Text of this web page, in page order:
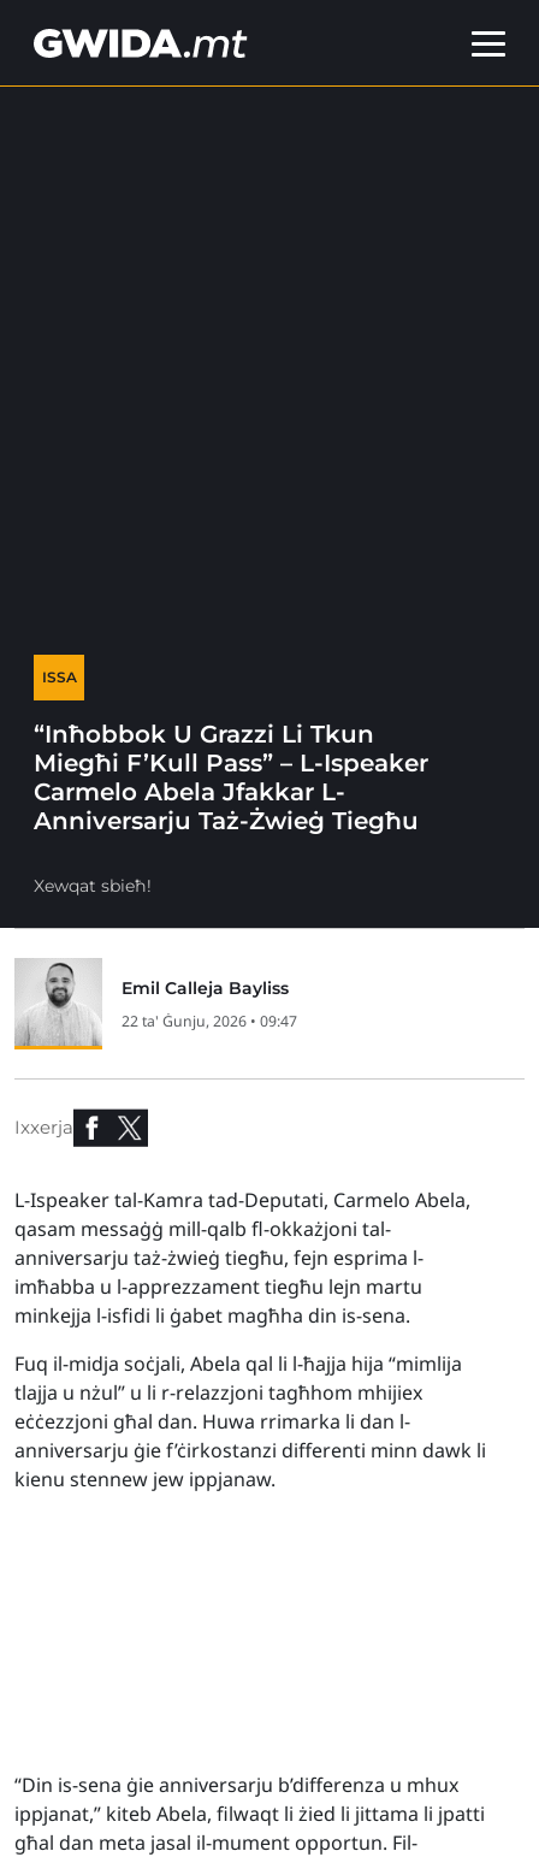
ISSA
“Inħobbok U Grazzi Li Tkun
Miegħi F’Kull Pass” – L-Ispeaker
Carmelo Abela Jfakkar L-
Anniversarju Taż-Żwieġ Tiegħu
Xewqat sbieħ!
Emil Calleja Bayliss
22 ta' Ġunju, 2026 • 09:47
Ixxerja
L-Ispeaker tal-Kamra tad-Deputati, Carmelo Abela,
qasam messaġġ mill-qalb fl-okkażjoni tal-
anniversarju taż-żwieġ tiegħu, fejn esprima l-
imħabba u l-apprezzament tiegħu lejn martu
minkejja l-isfidi li ġabet magħha din is-sena.
Fuq il-midja soċjali, Abela qal li l-ħajja hija “mimlija
tlajja u nżul” u li r-relazzjoni tagħhom mhijiex
eċċezzjoni għal dan. Huwa rrimarka li dan l-
anniversarju ġie f’ċirkostanzi differenti minn dawk li
kienu stennew jew ippjanaw.
“Din is-sena ġie anniversarju b’differenza u mhux
ippjanat,” kiteb Abela, filwaqt li żied li jittama li jpatti
għal dan meta jasal il-mument opportun. Fil-